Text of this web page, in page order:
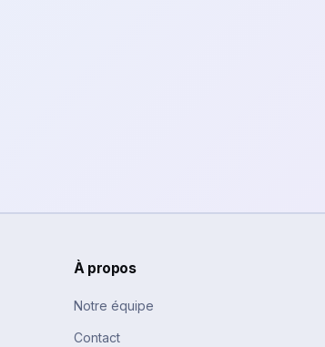
À propos
Notre équipe
Contact